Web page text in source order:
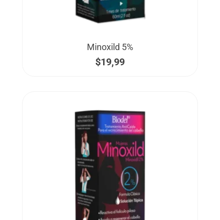
Minoxild 5%
$19,99